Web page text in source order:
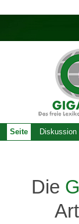
Die
Seite Diskussion